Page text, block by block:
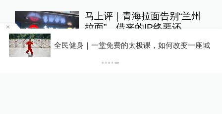
马上评｜青海拉面告别“兰州
拉面”，借来的IP终要还
澎湃评论 22小时前 53评
全民健身｜一堂免费的太极课，如何改变一座城